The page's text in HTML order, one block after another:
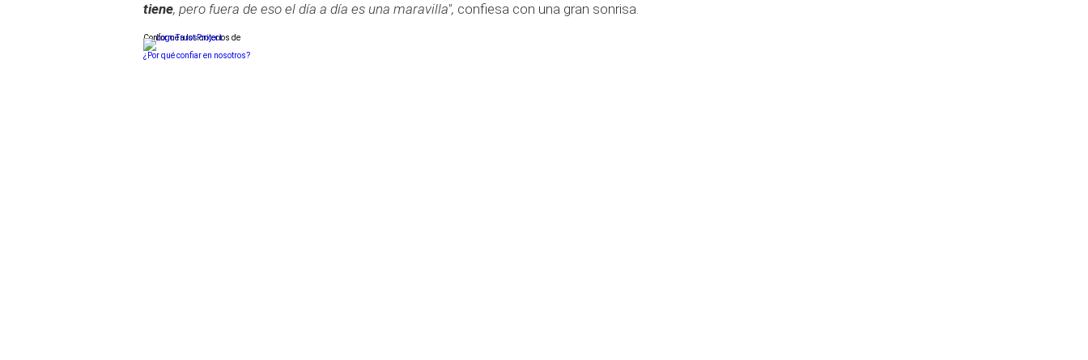
tiene, pero fuera de eso el día a día es una maravilla", confiesa con una gran sonrisa.
Conforme a los criterios de
¿Por qué confiar en nosotros?